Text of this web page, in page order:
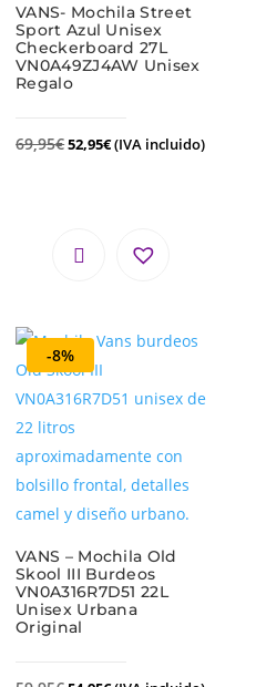
VANS- Mochila Street
Sport Azul Unisex
Checkerboard 27L
VN0A49ZJ4AW Unisex
Regalo
69,95€52,95€(IVA incluido)
-8%
VANS – Mochila Old
Skool III Burdeos
VN0A316R7D51 22L
Unisex Urbana
Original